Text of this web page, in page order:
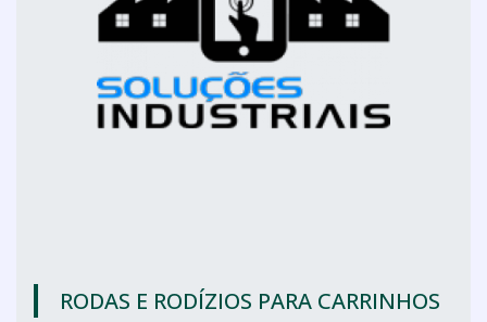
RODAS E RODÍZIOS PARA CARRINHOS